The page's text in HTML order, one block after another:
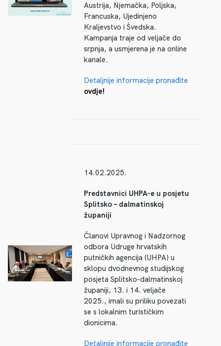
Austrija, Njemačka, Poljska,
Francuska, Ujedinjeno
Kraljevstvo i Švedska.
Kampanja traje od veljače do
srpnja, a usmjerena je na online
kanale.
Detaljnije informacije pronađite
ovdje!
14.02.2025.
Predstavnici UHPA-e u posjetu
Splitsko – dalmatinskoj
županiji
Članovi Upravnog i Nadzornog
odbora Udruge hrvatskih
putničkih agencija (UHPA) u
sklopu dvodnevnog studijskog
posjeta Splitsko-dalmatinskoj
županiji, 13. i 14. veljače
2025., imali su priliku povezati
se s lokalnim turističkim
dionicima.
Detaljnije informacije pronađite